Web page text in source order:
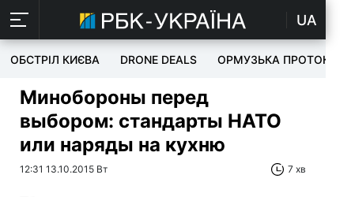
UA
ОБСТРІЛ КИЄВА DRONE DEALS ОРМУЗЬКА ПРОТОКА
Минобороны перед
выбором: стандарты НАТО
или наряды на кухню
12:31 13.10.2015 Вт 7 хв